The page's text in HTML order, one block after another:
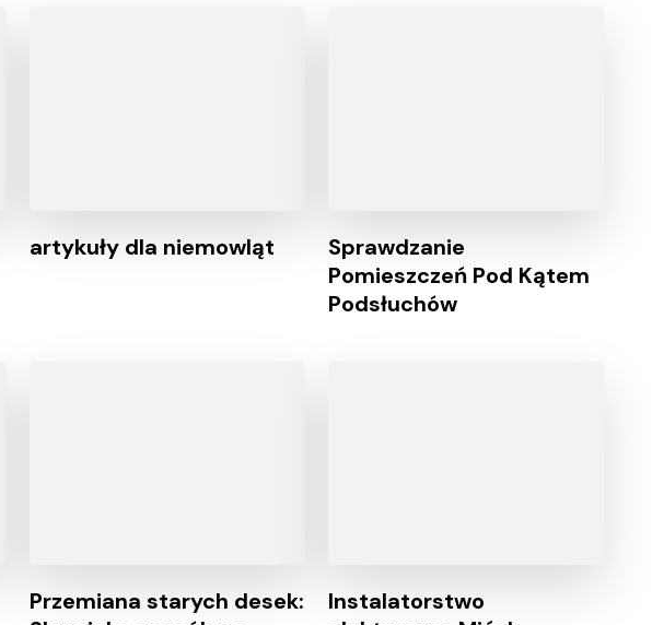
artykuły dla niemowląt
Sprawdzanie
Pomieszczeń Pod Kątem
Podsłuchów
Przemiana starych desek:
Instalatorstwo